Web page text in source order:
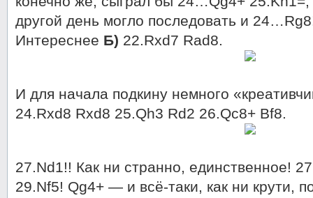
другой день могло последовать и
Интереснее Б) 22.Rxd7 Rad8.
И для начала подкину немного
24.Rxd8 Rxd8 25.Qh3 Rd2 26.Qc8+ Bf8.
27.Nd1!! Как ни странно, единственное!
29.Nf5! Qg4+ — и всё-таки, как ни крути,